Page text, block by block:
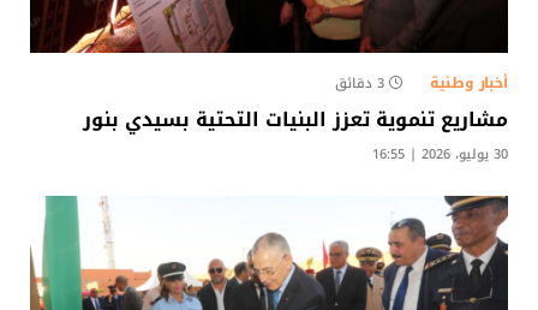
أخبار وطنية 3 دقائق
مشاريع تنموية تعزز البنيات التحتية بسيدي بنور
30 يوليو، 2026 | 16:55